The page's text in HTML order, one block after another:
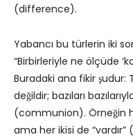
(difference).
Yabancı bu türlerin iki
“Birbirleriyle ne ölçüde
Buradaki ana fikir şudur:
değildir; bazıları
(communion). Örneğin
ama her ikisi de “vardır”